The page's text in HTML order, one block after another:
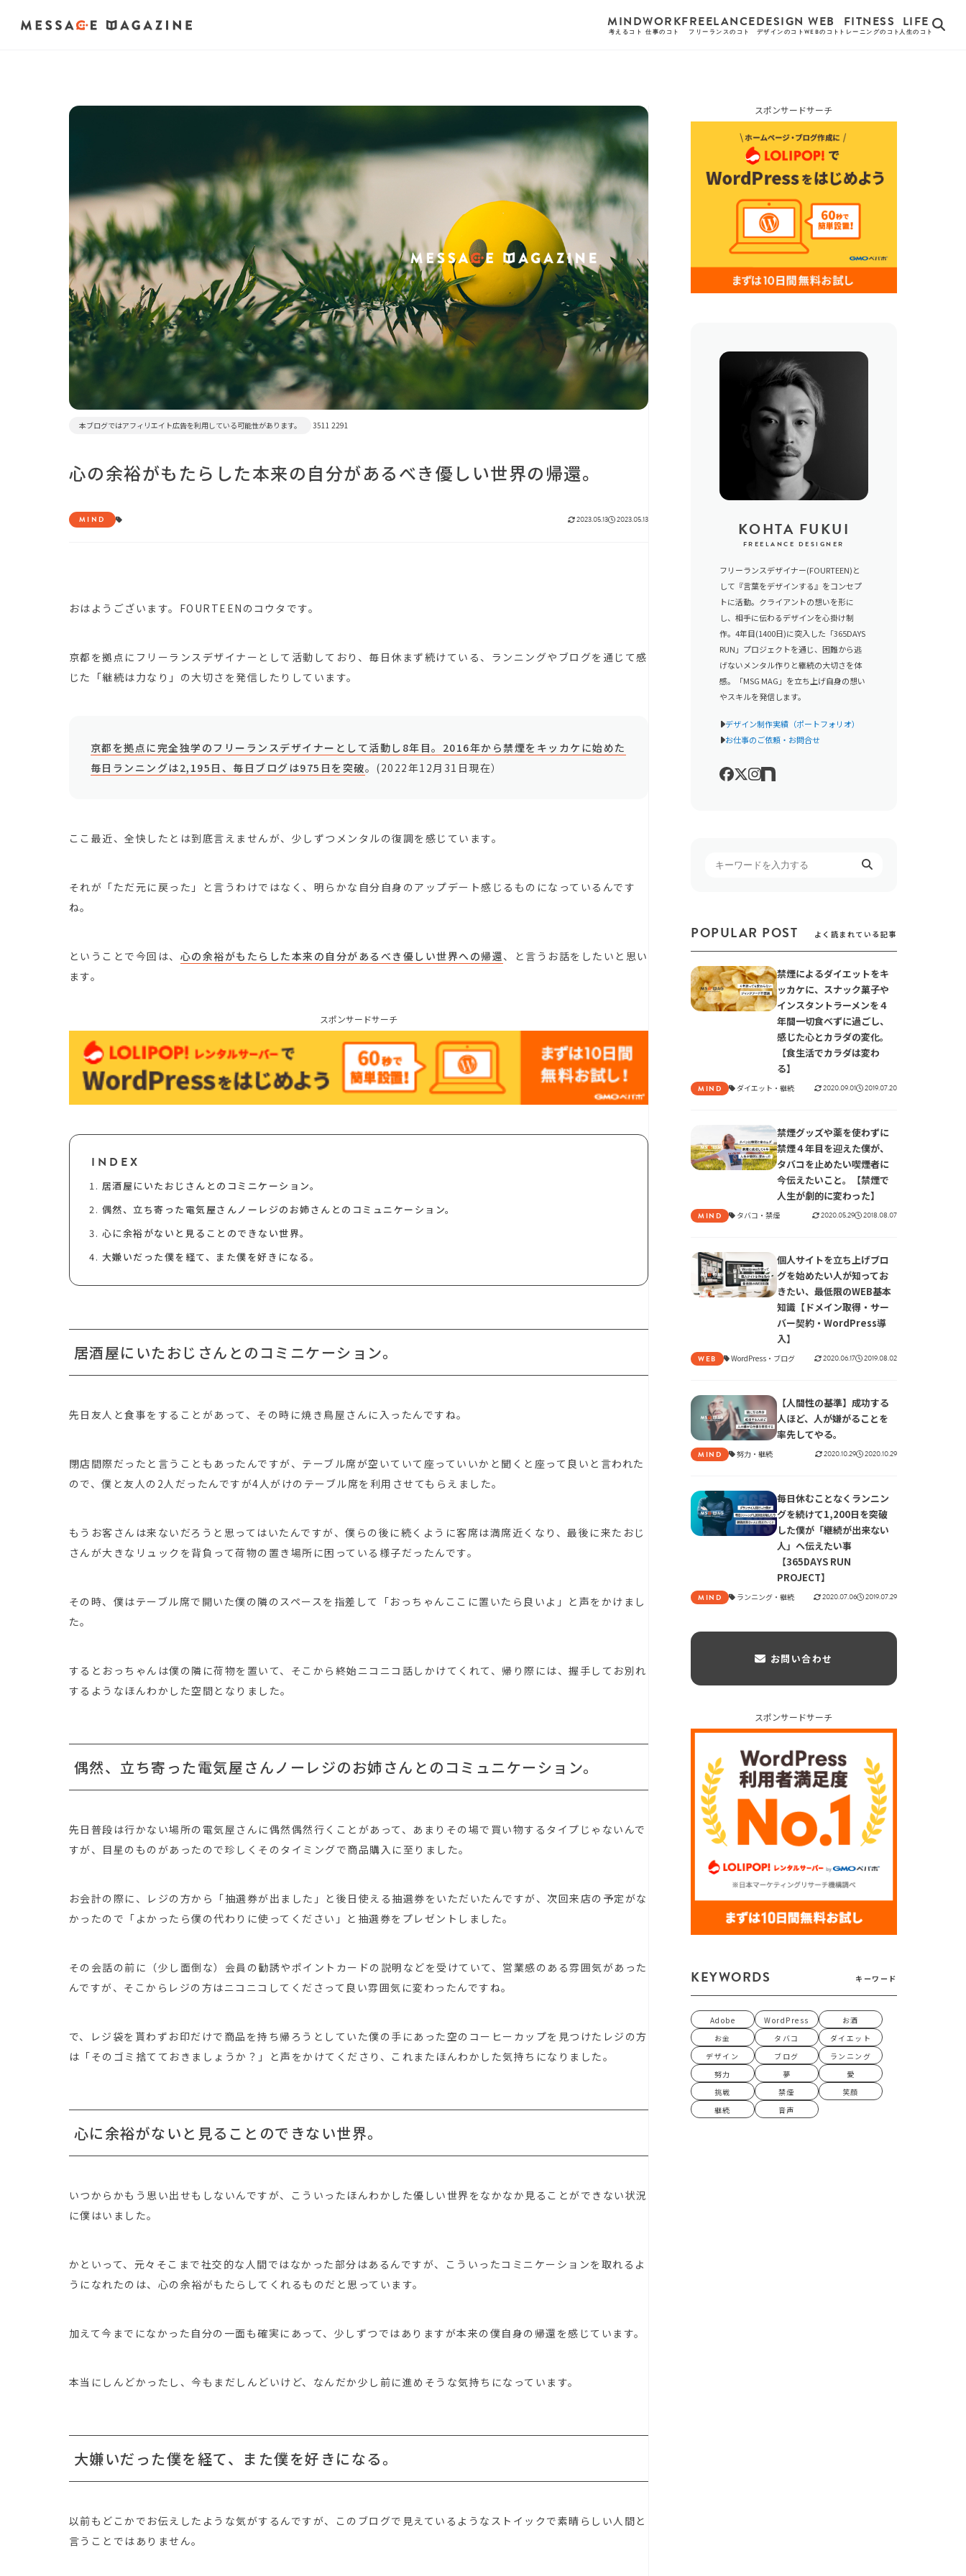
MIND
考えるコト
WORK
仕事のコト
FREELANCE
フリーランスのコト
DESIGN
デザインのコト
WEB
WEBのコト
FITNESS
トレーニングのコト
LIFE
人生のコト
本ブログではアフィリエイト広告を利用している可能性があります。 3511 2291
心の余裕がもたらした本来の自分があるべき優しい世界の帰還。
MIND 2023.05.13 2023.05.13
おはようございます。FOURTEENのコウタです。
京都を拠点にフリーランスデザイナーとして活動しており、毎日休まず続けている、ランニングやブログを通じて感
じた「継続は力なり」の大切さを発信したりしています。
京都を拠点に完全独学のフリーランスデザイナーとして活動し8年目。2016年から禁煙をキッカケに始めた
毎日ランニングは2,195日、毎日ブログは975日を突破。(2022年12月31日現在）
ここ最近、全快したとは到底言えませんが、少しずつメンタルの復調を感じています。
それが「ただ元に戻った」と言うわけではなく、明らかな自分自身のアップデート感じるものになっているんです
ね。
ということで今回は、 心の余裕がもたらした本来の自分があるべき優しい世界への帰還、と言うお話をしたいと思い
ます。
スポンサードサーチ
INDEX
居酒屋にいたおじさんとのコミニケーション。
偶然、立ち寄った電気屋さんノーレジのお姉さんとのコミュニケーション。
心に余裕がないと見ることのできない世界。
大嫌いだった僕を経て、また僕を好きになる。
居酒屋にいたおじさんとのコミニケーション。
先日友人と食事をすることがあって、その時に焼き鳥屋さんに入ったんですね。
閉店間際だったと言うこともあったんですが、テーブル席が空いていて座っていいかと聞くと座って良いと言われた
ので、僕と友人の2人だったんですが4人がけのテーブル席を利用させてもらえました。
もうお客さんは来ないだろうと思ってはいたんですが、僕らの後に続くように客席は満席近くなり、最後に来たおじ
さんが大きなリュックを背負って荷物の置き場所に困っている様子だったんです。
その時、僕はテーブル席で開いた僕の隣のスペースを指差して「おっちゃんここに置いたら良いよ」と声をかけまし
た。
するとおっちゃんは僕の隣に荷物を置いて、そこから終始ニコニコ話しかけてくれて、帰り際には、握手してお別れ
するようなほんわかした空間となりました。
偶然、立ち寄った電気屋さんノーレジのお姉さんとのコミュニケーション。
先日普段は行かない場所の電気屋さんに偶然偶然行くことがあって、あまりその場で買い物するタイプじゃないんで
すが、目星のものがあったので珍しくそのタイミングで商品購入に至りました。
お会計の際に、レジの方から「抽選券が出ました」と後日使える抽選券をいただいたんですが、次回来店の予定がな
かったので「よかったら僕の代わりに使ってください」と抽選券をプレゼントしました。
その会話の前に（少し面倒な）会員の勧誘やポイントカードの説明などを受けていて、営業感のある雰囲気があった
んですが、そこからレジの方はニコニコしてくださって良い雰囲気に変わったんですね。
で、レジ袋を貰わずお印だけで商品を持ち帰ろうとしていた僕の手にあった空のコーヒーカップを見つけたレジの方
は「そのゴミ捨てておきましょうか？」と声をかけてくださり、これまたほんわかした気持ちになりました。
心に余裕がないと見ることのできない世界。
いつからかもう思い出せもしないんですが、こういったほんわかした優しい世界をなかなか見ることができない状況
に僕はいました。
かといって、元々そこまで社交的な人間ではなかった部分はあるんですが、こういったコミニケーションを取れるよ
うになれたのは、心の余裕がもたらしてくれるものだと思っています。
加えて今までになかった自分の一面も確実にあって、少しずつではありますが本来の僕自身の帰還を感じています。
本当にしんどかったし、今もまだしんどいけど、なんだか少し前に進めそうな気持ちになっています。
大嫌いだった僕を経て、また僕を好きになる。
以前もどこかでお伝えしたような気がするんですが、このブログで見えているようなストイックで素晴らしい人間と
言うことではありません。
スポンサードサーチ
KOHTA FUKUI
FREELANCE DESIGNER
フリーランスデザイナー(FOURTEEN)と
して『言葉をデザインする』をコンセプ
トに活動。クライアントの想いを形に
し、相手に伝わるデザインを心掛け制
作。4年目(1400日)に突入した「365DAYS
RUN」プロジェクトを通じ、困難から逃
げないメンタル作りと継続の大切さを体
感。「MSG MAG」を立ち上げ自身の想い
やスキルを発信します。
デザイン制作実績（ポートフォリオ）
お仕事のご依頼・お問合せ
POPULAR POST よく読まれている記事
禁煙によるダイエットをキ
ッカケに、スナック菓子や
インスタントラーメンを４
年間一切食べずに過ごし、
感じた心とカラダの変化。
【食生活でカラダは変わ
る】
MIND ダイエット 継続 2020.09.01 2019.07.20
禁煙グッズや薬を使わずに
禁煙４年目を迎えた僕が、
タバコを止めたい喫煙者に
今伝えたいこと。【禁煙で
人生が劇的に変わった】
MIND タバコ 禁煙 2020.05.29 2018.08.07
個人サイトを立ち上げブロ
グを始めたい人が知ってお
きたい、最低限のWEB基本
知識【ドメイン取得・サー
バー契約・WordPress導
入】
WEB WordPress ブログ 2020.06.17 2019.08.02
【人間性の基準】成功する
人ほど、人が嫌がることを
率先してやる。
MIND 努力 継続 2020.10.29 2020.10.29
毎日休むことなくランニン
グを続けて1,200日を突破
した僕が「継続が出来ない
人」へ伝えたい事
【365DAYS RUN
PROJECT】
MIND ランニング 継続 2020.07.06 2019.07.29
お問い合わせ
スポンサードサーチ
KEYWORDS キーワード
Adobe WordPress
お酒
お金
タバコ
ダイエット
デザイン
ブログ
ランニング
努力
夢
愛
挑戦
禁煙
笑顔
継続
音声